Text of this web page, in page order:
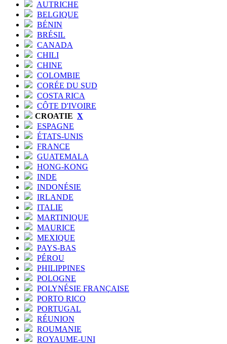
AUTRICHE
BELGIQUE
BÉNIN
BRÉSIL
CANADA
CHILI
CHINE
COLOMBIE
CORÉE DU SUD
COSTA RICA
CÔTE D'IVOIRE
CROATIE X
ESPAGNE
ÉTATS-UNIS
FRANCE
GUATEMALA
HONG-KONG
INDE
INDONÉSIE
IRLANDE
ITALIE
MARTINIQUE
MAURICE
MEXIQUE
PAYS-BAS
PÉROU
PHILIPPINES
POLOGNE
POLYNÉSIE FRANÇAISE
PORTO RICO
PORTUGAL
RÉUNION
ROUMANIE
ROYAUME-UNI